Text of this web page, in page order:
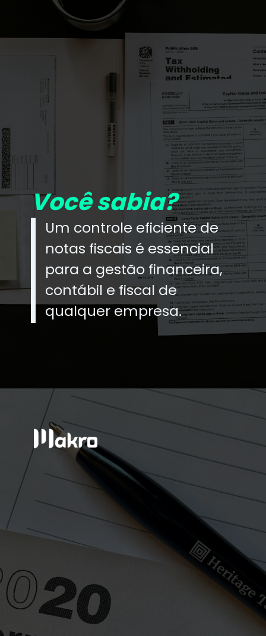
Você sabia?
Um controle eficiente de
notas fiscais é essencial
para a gestão financeira,
contábil e fiscal de
qualquer empresa.